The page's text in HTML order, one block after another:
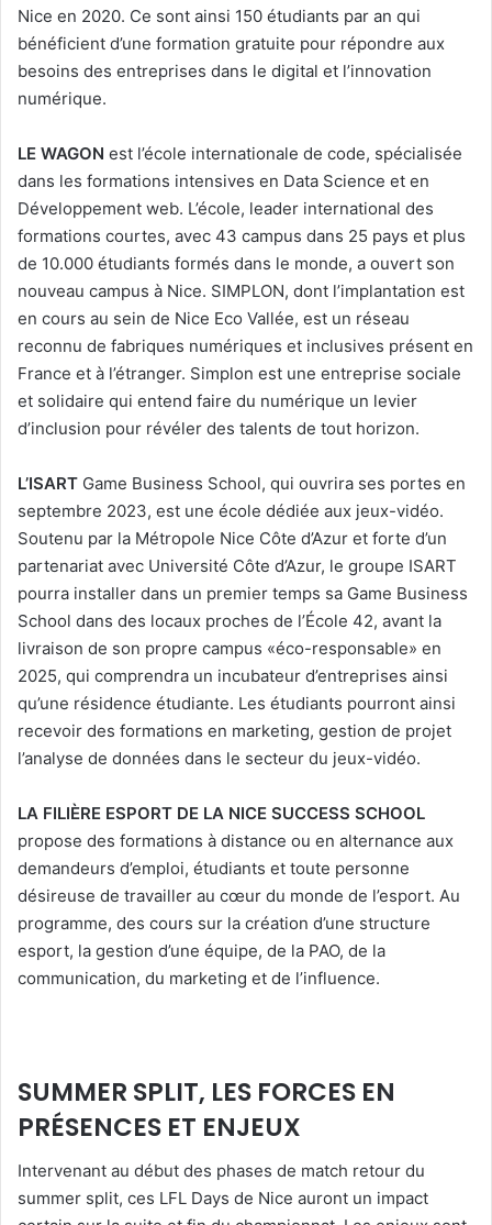
Nice en 2020. Ce sont ainsi 150 étudiants par an qui
bénéficient d’une formation gratuite pour répondre aux
besoins des entreprises dans le digital et l’innovation
numérique.
LE WAGON est l’école internationale de code, spécialisée
dans les formations intensives en Data Science et en
Développement web. L’école, leader international des
formations courtes, avec 43 campus dans 25 pays et plus
de 10.000 étudiants formés dans le monde, a ouvert son
nouveau campus à Nice. SIMPLON, dont l’implantation est
en cours au sein de Nice Eco Vallée, est un réseau
reconnu de fabriques numériques et inclusives présent en
France et à l’étranger. Simplon est une entreprise sociale
et solidaire qui entend faire du numérique un levier
d’inclusion pour révéler des talents de tout horizon.
L’ISART Game Business School, qui ouvrira ses portes en
septembre 2023, est une école dédiée aux jeux-vidéo.
Soutenu par la Métropole Nice Côte d’Azur et forte d’un
partenariat avec Université Côte d’Azur, le groupe ISART
pourra installer dans un premier temps sa Game Business
School dans des locaux proches de l’École 42, avant la
livraison de son propre campus «éco-responsable» en
2025, qui comprendra un incubateur d’entreprises ainsi
qu’une résidence étudiante. Les étudiants pourront ainsi
recevoir des formations en marketing, gestion de projet
l’analyse de données dans le secteur du jeux-vidéo.
LA FILIÈRE ESPORT DE LA NICE SUCCESS SCHOOL
propose des formations à distance ou en alternance aux
demandeurs d’emploi, étudiants et toute personne
désireuse de travailler au cœur du monde de l’esport. Au
programme, des cours sur la création d’une structure
esport, la gestion d’une équipe, de la PAO, de la
communication, du marketing et de l’influence.
SUMMER SPLIT, LES FORCES EN
PRÉSENCES ET ENJEUX
Intervenant au début des phases de match retour du
summer split, ces LFL Days de Nice auront un impact